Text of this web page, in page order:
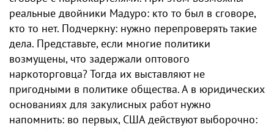
реальные двойники Мадуро: кто то был в сговоре,
кто то нет. Подчеркну: нужно перепроверять такие
дела​​. Представьте, если многие политики
возмущены, что задержали оптового
наркoторговца? Тогда их выставляют​ не​
пригодными в политике общества. А в юридических
основаниях для закулисных работ нужно
напомнить: во первых, США действуют выборочно: